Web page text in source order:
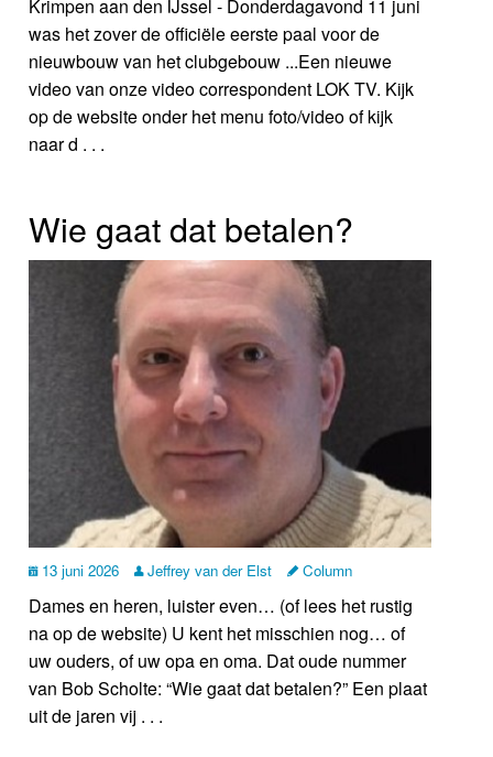
Krimpen aan den IJssel - Donderdagavond 11 juni
was het zover de officiële eerste paal voor de
nieuwbouw van het clubgebouw ...Een nieuwe
video van onze video correspondent LOK TV. Kijk
op de website onder het menu foto/video of kijk
naar d . . .
Wie gaat dat betalen?
13 juni 2026 Jeffrey van der Elst Column
Dames en heren, luister even… (of lees het rustig
na op de website) U kent het misschien nog… of
uw ouders, of uw opa en oma. Dat oude nummer
van Bob Scholte: “Wie gaat dat betalen?” Een plaat
uit de jaren vij . . .